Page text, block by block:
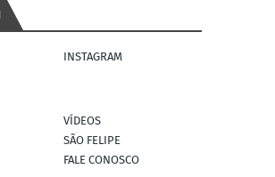
INSTAGRAM
VÍDEOS
SÃO FELIPE
FALE CONOSCO